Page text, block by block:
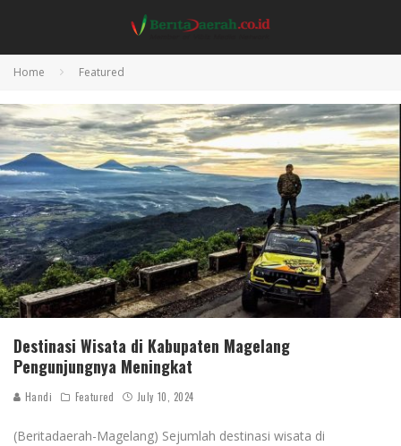
Home Featured
Destinasi Wisata di Kabupaten Magelang
Pengunjungnya Meningkat
Handi Featured July 10, 2024
(Beritadaerah-Magelang) Sejumlah destinasi wisata di